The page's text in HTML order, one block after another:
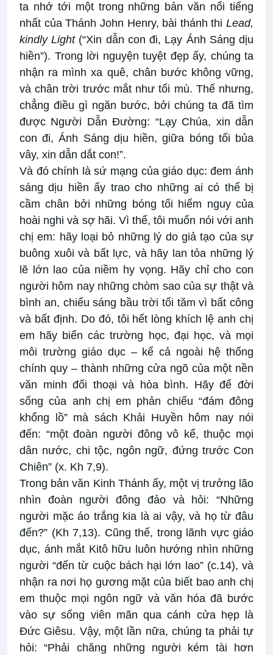
ta nhớ tới một trong những bản văn nổi tiếng
nhất của Thánh John Henry, bài thánh thi Lead,
kindly Light(“Xin dẫn con đi, Lạy Ánh Sáng dịu
hiền”). Trong lời nguyện tuyệt đẹp ấy, chúng ta
nhận ra mình xa quê, chân bước không vững,
và chân trời trước mắt như tối mù. Thế nhưng,
chẳng điều gì ngăn bước, bởi chúng ta đã tìm
được Người Dẫn Đường: “Lạy Chúa, xin dẫn
con đi, Ánh Sáng dịu hiền, giữa bóng tối bủa
vây, xin dẫn dắt con!”.
Và đó chính là sứ mạng của giáo dục: đem ánh
sáng dịu hiền ấy trao cho những ai có thể bị
cầm chân bởi những bóng tối hiểm nguy của
hoài nghi và sợ hãi. Vì thế, tôi muốn nói với anh
chị em: hãy loại bỏ những lý do giả tạo của sự
buông xuôi và bất lực, và hãy lan tỏa những lý
lẽ lớn lao của niềm hy vọng. Hãy chỉ cho con
người hôm nay những chòm sao của sự thật và
bình an, chiếu sáng bầu trời tối tăm vì bất công
và bất định. Do đó, tôi hết lòng khích lệ anh chị
em hãy biến các trường học, đại học, và mọi
môi trường giáo dục – kể cả ngoài hệ thống
chính quy – thành những cửa ngõ của một nền
văn minh đối thoại và hòa bình. Hãy để đời
sống của anh chị em phản chiếu “đám đông
khổng lồ” mà sách Khải Huyền hôm nay nói
đến: “một đoàn người đông vô kể, thuộc mọi
dân nước, chi tộc, ngôn ngữ, đứng trước Con
Chiên” (x. Kh 7,9).
Trong bản văn Kinh Thánh ấy, một vị trưởng lão
nhìn đoàn người đông đảo và hỏi: “Những
người mặc áo trắng kia là ai vậy, và họ từ đâu
đến?” (Kh 7,13). Cũng thế, trong lãnh vực giáo
dục, ánh mắt Kitô hữu luôn hướng nhìn những
người “đến từ cuộc bách hại lớn lao” (c.14), và
nhận ra nơi họ gương mặt của biết bao anh chị
em thuộc mọi ngôn ngữ và văn hóa đã bước
vào sự sống viên mãn qua cánh cửa hẹp là
Đức Giêsu. Vậy, một lần nữa, chúng ta phải tự
hỏi: “Phải chăng những người kém tài hơn